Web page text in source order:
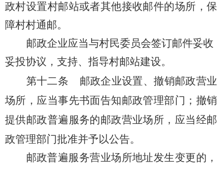
政村设置村邮站或者其他接收邮件的场所，保
障村村通邮。
邮政企业应当与村民委员会签订邮件妥收
妥投协议，支持、指导村邮站建设。
第十二条
邮政企业设置、撤销邮政营业
场所，应当事先书面告知邮政管理部门；撤销
提供邮政普遍服务的邮政营业场所，应当经邮
政管理部门批准并予以公告。
邮政普遍服务营业场所地址发生变更的，